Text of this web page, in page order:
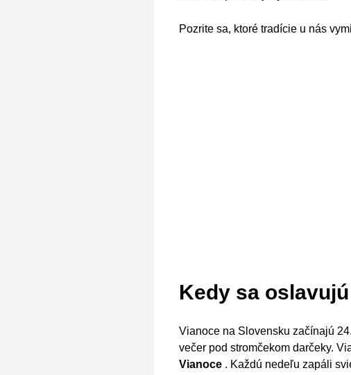
Pozrite sa, ktoré tradície u nás
Kedy sa
Vianoce na Slovensku začínajú
večer pod stromčekom darčeky.
Vianoce . Každú nedeľu zapáli